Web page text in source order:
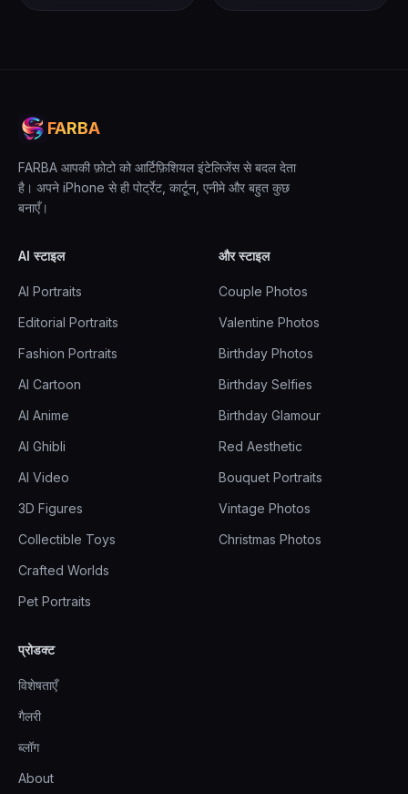
FARBA
FARBA आपकी फ़ोटो को आर्टिफ़िशियल इंटेलिजेंस से बदल देता
है। अपने iPhone से ही पोर्ट्रेट, कार्टून, एनीमे और बहुत कुछ
बनाएँ।
AI स्टाइल
AI Portraits
Editorial Portraits
Fashion Portraits
AI Cartoon
AI Anime
AI Ghibli
AI Video
3D Figures
Collectible Toys
Crafted Worlds
Pet Portraits
और स्टाइल
Couple Photos
Valentine Photos
Birthday Photos
Birthday Selfies
Birthday Glamour
Red Aesthetic
Bouquet Portraits
Vintage Photos
Christmas Photos
प्रोडक्ट
विशेषताएँ
गैलरी
ब्लॉग
About